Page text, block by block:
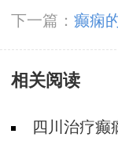
下一篇： 癫痫
相关阅读
四川治疗癫